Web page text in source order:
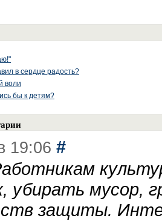
в сердце радость?
воли
бы к детям?
19:06 #
убирать мусор,
защиты.